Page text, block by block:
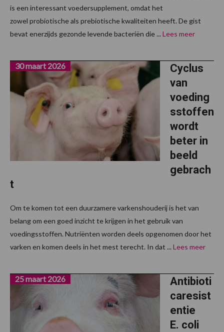
is een interessant voedersupplement, omdat het
zowel probiotische als prebiotische kwaliteiten heeft. De gist
bevat enerzijds gezonde levende bacteriën die ... Lees meer
Cyclus
van
voeding
sstoffen
wordt
beter in
beeld
gebrach
t
30 maart 2026
Om te komen tot een duurzamere varkenshouderij is het van
belang om een goed inzicht te krijgen in het gebruik van
voedingsstoffen. Nutriënten worden deels opgenomen door het
varken en komen deels in het mest terecht. In dat ... Lees meer
Antibioti
caresist
entie
E. coli
25 maart 2026